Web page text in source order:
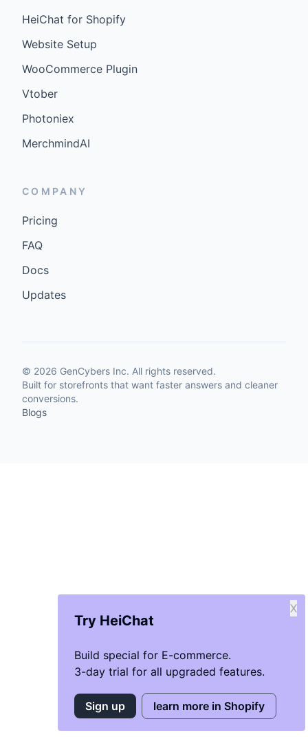
Try HeiChat
Build special for E-commerce.
3-day trial for all upgraded features.
X
Sign up learn more in Shopify
HeiChat for Shopify
Website Setup
WooCommerce Plugin
Vtober
Photoniex
MerchmindAI
COMPANY
Pricing
FAQ
Docs
Updates
© 2026 GenCybers Inc. All rights reserved.
Built for storefronts that want faster answers and cleaner
conversions.
Blogs